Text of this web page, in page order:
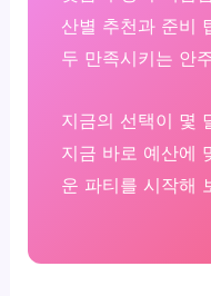
산별 추천과 준비
두 만족시키는 안
지금의 선택이 몇
지금 바로 예산에
운 파티를 시작해